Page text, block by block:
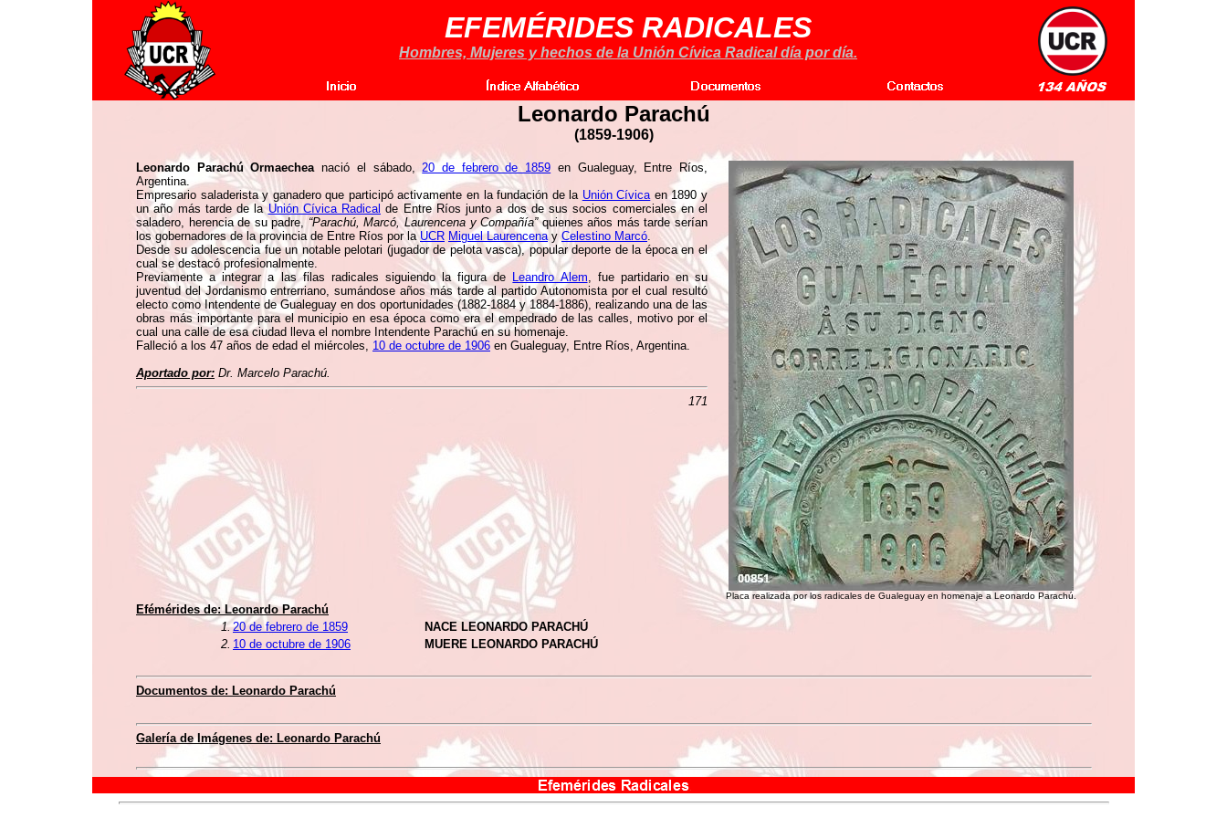
EFEMÉRIDES RADICALES
Hombres, Mujeres y hechos de la Unión Cívica Radical día por día.
Leonardo Parachú
(1859-1906)
Leonardo Parachú Ormaecheanació el sábado,20 de febrero de 1859 en Gualeguay, Entre Ríos,
Argentina.
Empresario saladerista y ganadero que participó activamente en la fundación de la Unión Cívicaen 1890 y
un año más tarde de laUnión Cívica Radical de Entre Ríos junto a dos de sus socios comerciales en el
saladero, herencia de su padre, “Parachú, Marcó, Laurencena y Compañía”quienes años más tarde serían
los gobernadores de la provincia de Entre Ríos por la UCR Miguel Laurencenay Celestino Marcó.
Desde su adolescencia fue un notable pelotari (jugador de pelota vasca), popular deporte de la época en el
cual se destacó profesionalmente.
Previamente a integrar a las filas radicales siguiendo la figura de Leandro Alem, fue partidario en su
juventud del Jordanismo entrerriano, sumándose años más tarde al partido Autonomista por el cual resultó
electo como Intendente de Gualeguay en dos oportunidades (1882-1884 y 1884-1886), realizando una de las
obras más importante para el municipio en esa época como era el empedrado de las calles, motivo por el
cual una calle de esa ciudad lleva el nombre Intendente Parachú en su homenaje.
Falleció a los 47 años de edad el miércoles, 10 de octubre de 1906 en Gualeguay, Entre Ríos, Argentina.
Aportado por: Dr. Marcelo Parachú.
171
Placa realizada por los radicales de Gualeguay en homenaje a Leonardo Parachú.
Efémérides de:Leonardo Parachú
1.20 de febrero de 1859
NACE LEONARDO PARACHÚ
2. 10 de octubre de 1906 MUERE LEONARDO PARACHÚ
Documentos de: Leonardo Parachú
Galería de Imágenes de: Leonardo Parachú